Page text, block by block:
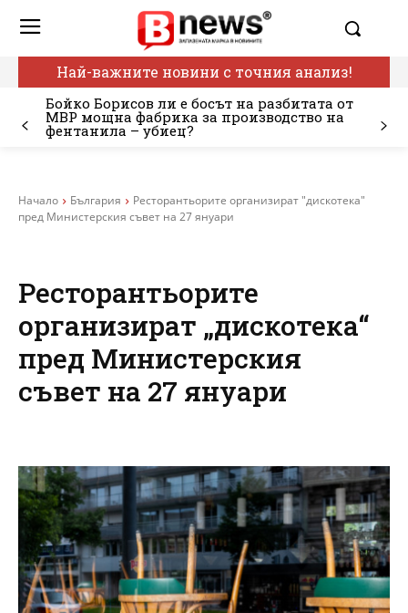
Най-важните новини с точния анализ!
Бойко Борисов ли е босът на разбитата от
МВР мощна фабрика за производство на
фентанила – убиец?
Начало България
Ресторантьорите организират "дискотека"
пред Министерския съвет на 27 януари
Ресторантьорите
организират „дискотека“
пред Министерския
съвет на 27 януари